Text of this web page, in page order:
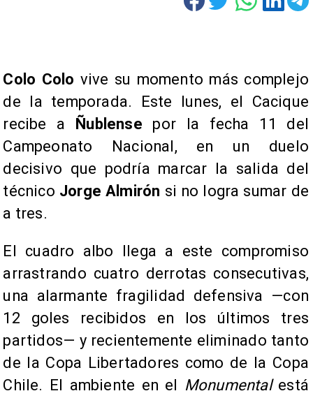
Colo Colo vive su momento más complejo
de la temporada. Este lunes, el Cacique
recibe a Ñublense por la fecha 11 del
Campeonato Nacional, en un duelo
decisivo que podría marcar la salida del
técnico Jorge Almirón si no logra sumar de
a tres.
El cuadro albo llega a este compromiso
arrastrando cuatro derrotas consecutivas,
una alarmante fragilidad defensiva —con
12 goles recibidos en los últimos tres
partidos— y recientemente eliminado tanto
de la Copa Libertadores como de la Copa
Chile. El ambiente en el Monumentalestá